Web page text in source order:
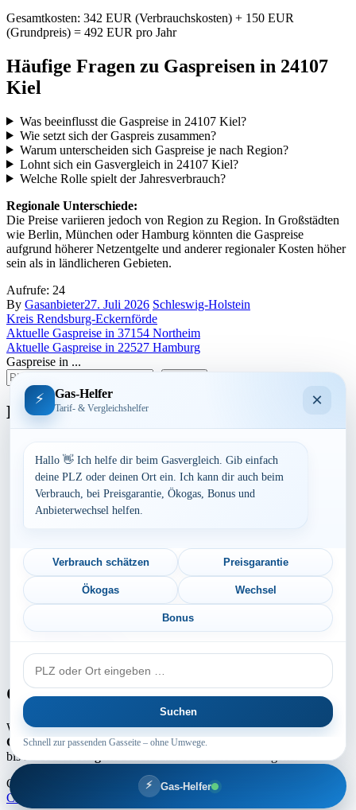
Gesamtkosten: 342 EUR (Verbrauchskosten) + 150 EUR
(Grundpreis) = 492 EUR pro Jahr
Häufige Fragen zu Gaspreisen in 24107
Kiel
Was beeinflusst die Gaspreise in 24107 Kiel?
Wie setzt sich der Gaspreis zusammen?
Warum unterscheiden sich Gaspreise je nach Region?
Lohnt sich ein Gasvergleich in 24107 Kiel?
Welche Rolle spielt der Jahresverbrauch?
Regionale Unterschiede:
Die Preise variieren jedoch von Region zu Region. In Großstädten
wie Berlin, München oder Hamburg könnten die Gaspreise
aufgrund höherer Netzentgelte und anderer regionaler Kosten höher
sein als in ländlicheren Gebieten.
Aufrufe: 24
By Gasanbieter27. Juli 2026 Schleswig-Holstein
Kreis Rendsburg-Eckernförde
Beitragsnavigation
Aktuelle Gaspreise in 37154 Northeim
Aktuelle Gaspreise in 22527 Hamburg
Gaspreise in ...
Bundesland
Bayern
Berlin
Brandenburg
Bremen
Hamburg
Mecklenburg-Vorpommern
Niedersachsen
Nordrhein-Westfalen
Rheinland-Pfalz
Saarland
Sachsen-Anhalt
Gaspreis-Explosion
Wie die Medien aktuell berichten, erwartetMillionen von
Gaskundenein absoluterPreisschock. Die
bis zu
Copyright ©2025 by Intermedia GAS | Theme Marsh Blog by
Creativ Themes
⚡ Gas-Helfer
⚡ Gas-Helfer
Tarif- & Vergleichshelfer ×
Hallo 👋 Ich helfe dir beim Gasvergleich. Gib einfach
deine PLZ oder deinen Ort ein. Ich kann dir auch beim
Verbrauch, bei Preisgarantie, Ökogas, Bonus und
Anbieterwechsel helfen.
Verbrauch schätzen Preisgarantie
Ökogas Wechsel
Bonus
PLZ
oder
Ort
Suchen
Schnell zur passenden Gasseite – ohne Umwege.